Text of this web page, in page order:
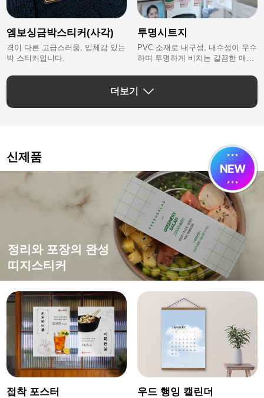
엠보싱금박스티커(사각)
격이 다른 고급스러움, 입체감 있는
박 스티커입니다.
투명시트지
PVC 소재로 내구성, 내수성이 우수
하며 투명하게 비치는 갈끔한 매력
더보기
신제품
떨어지지 않는 강한 접착력
특수초강접스티커
평범한 엽서에 감성을 더하면?
캔버스엽서
홍보,이벤트에 효과적인
모양엽서
정리와 포장의 완성
띠지스티커
접착 포스터 우드 행잉 캘린더